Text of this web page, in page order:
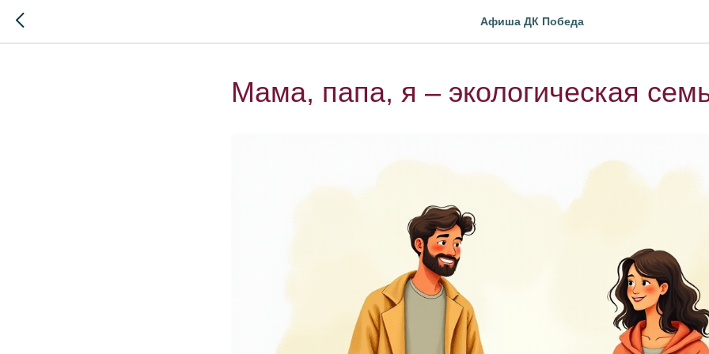
Афиша ДК Победа
Мама, папа, я – экологическая